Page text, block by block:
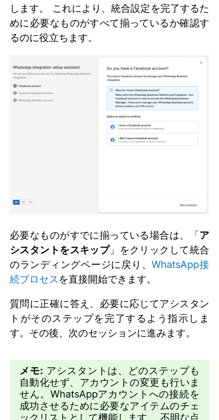
します。 これにより、統合設定を完了するた
めに必要なものがすべて揃っているか確認す
るのに役立ちます。
必要なものがすでに揃っている場合は、「 ア
シスタントをスキップ」をクリックして統合
のランディングページに戻り、WhatsApp接
続プロセスを直接開始できます。
質問に正確に答え、必要に応じてアシスタン
トがそのステップを完了するよう指示しま
す。その後、次のセッションに進みます。
メモ: アシスタントは、どのステップも
自動化せず、アカウントの変更も行いま
せん。WhatsAppアカウントへの接続を
成功させるために必要なアイテムのチェ